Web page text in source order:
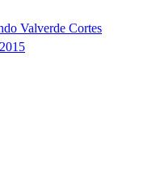
Valverde Cortes